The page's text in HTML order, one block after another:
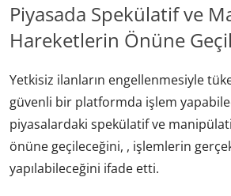
Piyasada Spekülatif ve
Hareketlerin Önüne
Yetkisiz ilanların engellenmesiyle
güvenli bir platformda işlem
piyasalardaki spekülatif ve
önüne geçileceğini, , işlemlerin
yapılabileceğini ifade etti.